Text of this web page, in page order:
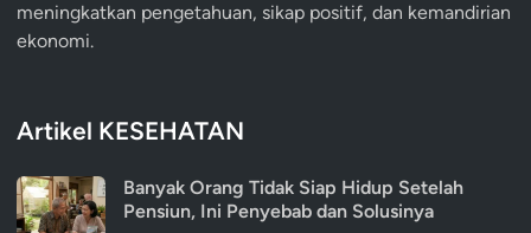
meningkatkan pengetahuan, sikap positif, dan kemandirian
ekonomi.
Artikel KESEHATAN
Banyak Orang Tidak Siap Hidup Setelah
Pensiun, Ini Penyebab dan Solusinya